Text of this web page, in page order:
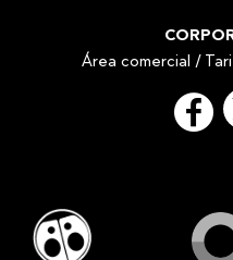
Área comercial /